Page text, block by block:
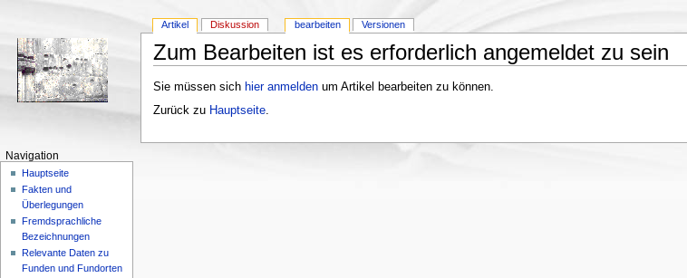
Zum Bearbeiten ist es erforderlich angemeldet zu sein
Sie müssen sich hier anmeldenum Artikel bearbeiten zu können.
Zurück zu Hauptseite.
Artikel Diskussion bearbeiten Versionen
Navigation
Hauptseite
Fakten und
Überlegungen
Fremdsprachliche
Bezeichnungen
Relevante Daten zu
Funden und Fundorten